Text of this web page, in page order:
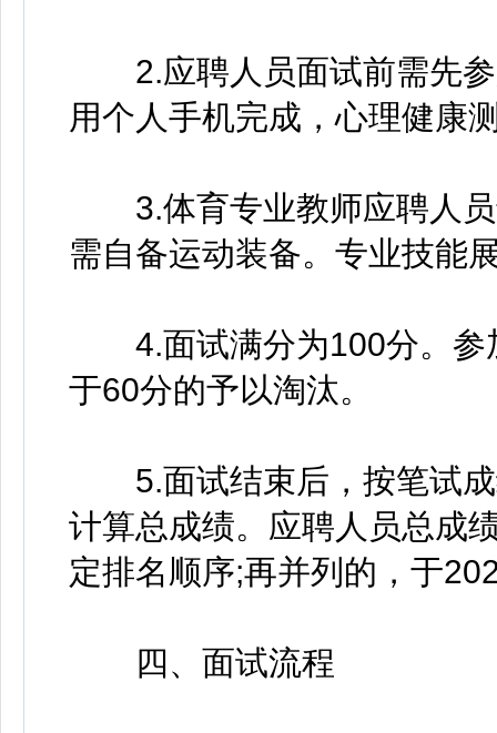
2.应聘人员面试前需先参
用个人手机完成，心理健康
3.体育专业教师应聘人员
需自备运动装备。专业技能
4.面试满分为100分。参
于60分的予以淘汰。
5.面试结束后，按笔试成
计算总成绩。应聘人员总成
定排名顺序;再并列的，于
四、面试流程